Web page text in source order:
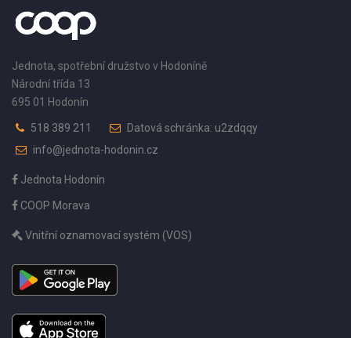
Jednota, spotřební družstvo v Hodoníně
Národní třída 13
695 01 Hodonín
518 389 211
Datová schránka: u2zdqqy
info@jednota-hodonin.cz
Jednota Hodonín
COOP Morava
Vnitřní oznamovací systém (VOS)